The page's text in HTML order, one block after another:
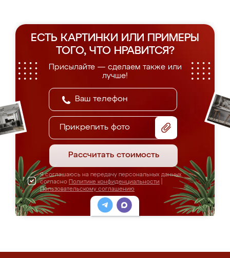
ЕСТЬ КАРТИНКИ ИЛИ ПРИМЕРЫ
ТОГО, ЧТО НРАВИТСЯ?
Присылайте — сделаем также или
лучше!
Прикрепить фото
Рассчитать стоимость
Я соглашаюсь на передачу персональных данных
согласно Политике конфиденциальности
Пользовательскому соглашению